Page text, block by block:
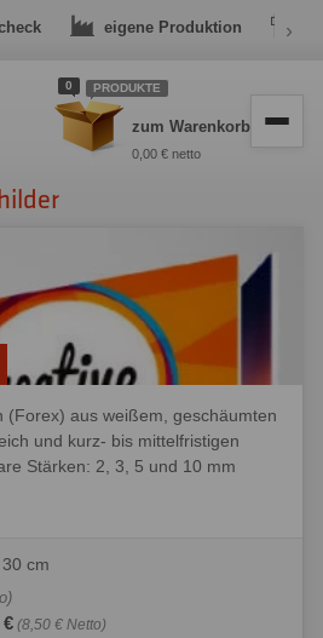
eigene Produktion ›
0 PRODUKTE
zum Warenkorb
0,00 € netto
(Forex) aus weißem, geschäumten
und kurz- bis mittelfristigen
Stärken: 2, 3, 5 und 10 mm
cm
€ (8,50 € Netto)